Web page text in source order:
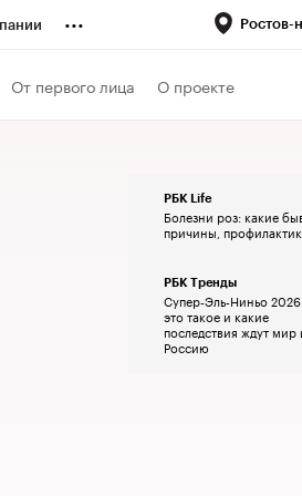
... Ростов-
От первого лица О проекте
РБК Life
Болезни роз: какие
причины,
РБК Тренды
Супер-Эль-Ниньо
это такое и какие
последствия ждут мир
Россию